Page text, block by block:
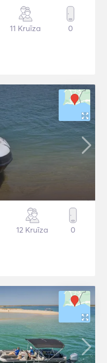
11 Kruīza 0
12 Kruīza 0